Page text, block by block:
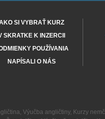
SI VYBRAŤ KURZ
SKRATKE K INZERCII
POUŽÍVANIA
NAPÍSALI O NÁS
, Výučba angličtiny, Kurzy